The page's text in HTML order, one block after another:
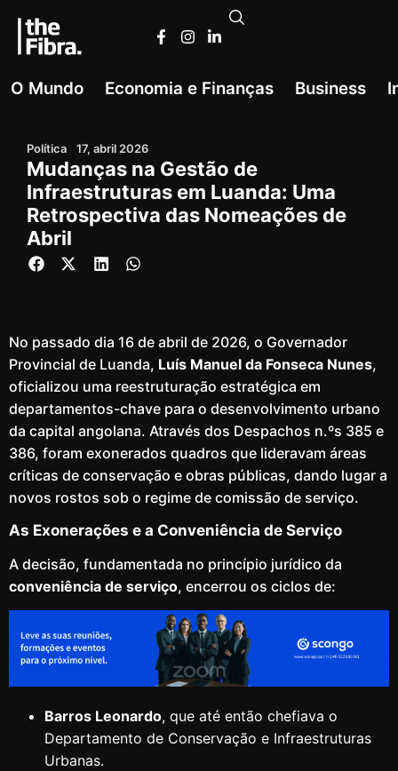
O Mundo Economia e Finanças Business
Política 17, abril 2026
Mudanças na Gestão de
Infraestruturas em Luanda: Uma
Retrospectiva das Nomeações de
Abril
No passado dia 16 de abril de 2026, o Governador
Provincial de Luanda, Luís Manuel da Fonseca Nunes,
oficializou uma reestruturação estratégica em
departamentos-chave para o desenvolvimento urbano
da capital angolana. Através dos Despachos n.ºs 385 e
386, foram exonerados quadros que lideravam áreas
críticas de conservação e obras públicas, dando lugar a
novos rostos sob o regime de comissão de serviço.
As Exonerações e a Conveniência de Serviço
A decisão, fundamentada no princípio jurídico da
conveniência de serviço, encerrou os ciclos de:
Barros Leonardo, que até então chefiava o
Departamento de Conservação e Infraestruturas
Urbanas.